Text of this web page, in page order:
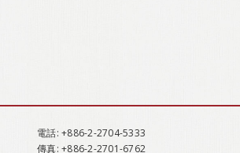
電話: +886-2-2704-5333
傳真: +886-2-2701-6762